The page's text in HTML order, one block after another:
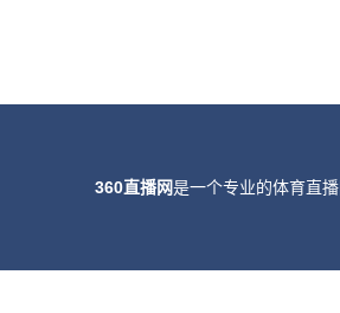
360直播网是一个专业的体育直